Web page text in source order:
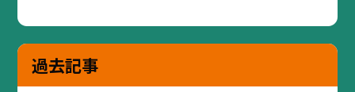
過去記事